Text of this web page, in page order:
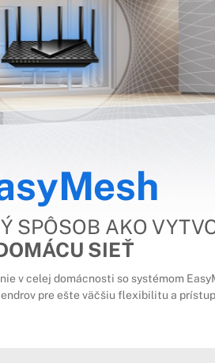
SPÔSOB AKO
SIEŤ
v celej domácnosti so systémom
pre ešte väčšiu flexibilitu a